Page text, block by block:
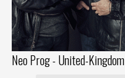
Neo Prog - United-Kingdom